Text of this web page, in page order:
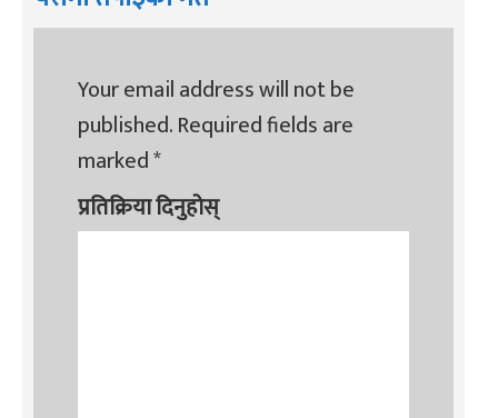
Your email address will not be
published.Required fields are
marked*
प्रतिक्रिया दिनुहोस्